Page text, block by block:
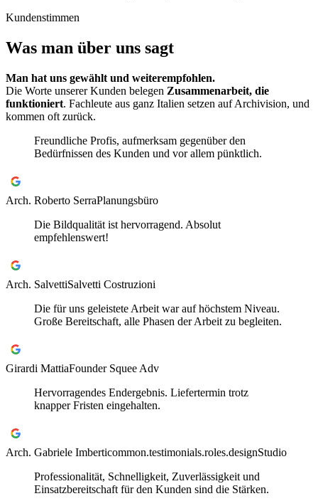
Kundenstimmen
Was man über uns sagt
Man hat uns gewählt und weiterempfohlen.
Die Worte unserer Kunden belegen Zusammenarbeit, die
funktioniert. Fachleute aus ganz Italien setzen auf Archivision, und
kommen oft zurück.
Freundliche Profis, aufmerksam gegenüber den
Bedürfnissen des Kunden und vor allem pünktlich.
Arch. Roberto SerraPlanungsbüro
Die Bildqualität ist hervorragend. Absolut
empfehlenswert!
Arch. SalvettiSalvetti Costruzioni
Die für uns geleistete Arbeit war auf höchstem Niveau.
Große Bereitschaft, alle Phasen der Arbeit zu begleiten.
Girardi MattiaFounder Squee Adv
Hervorragendes Endergebnis. Liefertermin trotz
knapper Fristen eingehalten.
Arch. Gabriele Imberticommon.testimonials.roles.designStudio
Professionalität, Schnelligkeit, Zuverlässigkeit und
Einsatzbereitschaft für den Kunden sind die Stärken.